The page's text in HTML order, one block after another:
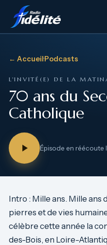
← Accueil·Podcasts
L'INVITÉ(E) DE LA
70 ans du
Catholique
Épisode en réécoute
Intro : Mille ans. Mille ans
pierres et de vies
célèbre cette année la
des-Bois, en Loire-